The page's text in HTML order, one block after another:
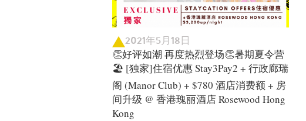
2021年5月18日
👏好评如潮 再度热烈登场👏暑期夏令营
🏖️ [独家]住宿优惠 Stay3Pay2 + 行政廊瑞
阁 (Manor Club) + $780 酒店消费额 + 房
间升级 @ 香港瑰丽酒店 Rosewood Hong
Kong